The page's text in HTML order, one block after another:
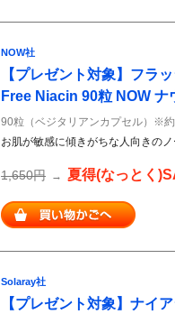
NOW社
【プレゼント対象】フラ
Free Niacin 90粒 NOW ナ
90粒（ベジタリアンカプセル）※
お肌が敏感に傾きがちな人向きの
1,650円 → 夏得(なっとく
Solaray社
【プレゼント対象】ナ